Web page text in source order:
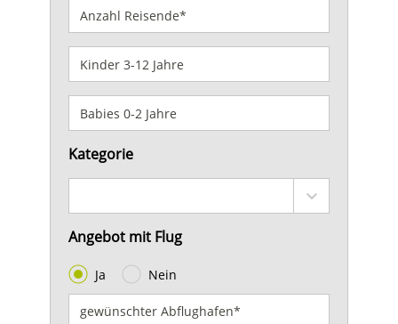
Kategorie
Angebot mit Flug
Ja Nein